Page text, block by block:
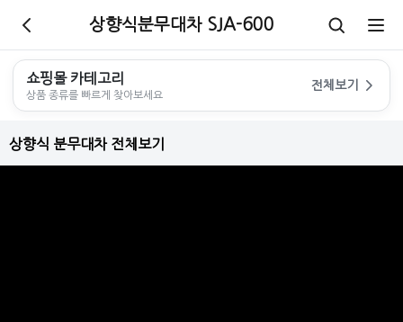
상향식분무대차 SJA-600
쇼핑몰 카테고리
상품 종류를 빠르게 찾아보세요
전체보기
상향식 분무대차 전체보기